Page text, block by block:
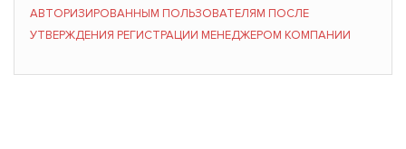
АВТОРИЗИРОВАННЫМ ПОЛЬЗОВАТЕЛЯМ ПОСЛЕ
УТВЕРЖДЕНИЯ РЕГИСТРАЦИИ МЕНЕДЖЕРОМ КОМПАНИИ